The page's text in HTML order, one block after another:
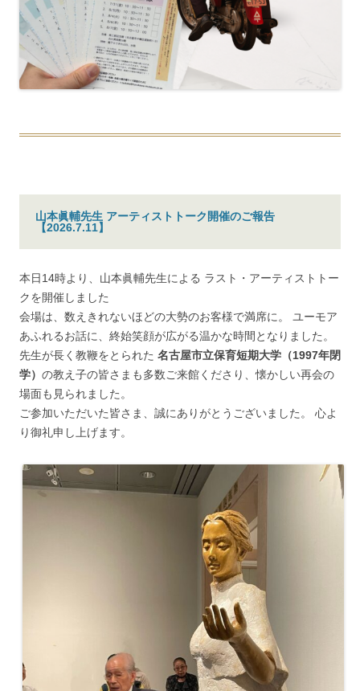
山本眞輔先生 アーティストトーク開催のご報告
【2026.7.11】
本日14時より、山本眞輔先生による ラスト・アーティストトー
クを開催しました
会場は、数えきれないほどの大勢のお客様で満席に。 ユーモア
あふれるお話に、終始笑顔が広がる温かな時間となりました。
先生が長く教鞭をとられた 名古屋市立保育短期大学（1997年閉
学） の教え子の皆さまも多数ご来館くださり、懐かしい再会の
場面も見られました。
ご参加いただいた皆さま、誠にありがとうございました。 心よ
り御礼申し上げます。